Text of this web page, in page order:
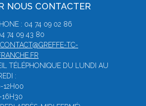
NOUS CONTACTER
: 04 74 09 02 86
74 09 43 80
CONTACT@GREFFE-TC-
TÉLÉPHONIQUE DU LUNDI AU
:
12H00
16H30